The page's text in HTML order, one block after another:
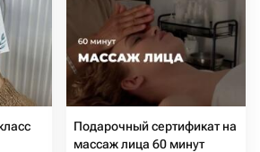
Подарочный сертификат на
массаж лица 60 минут